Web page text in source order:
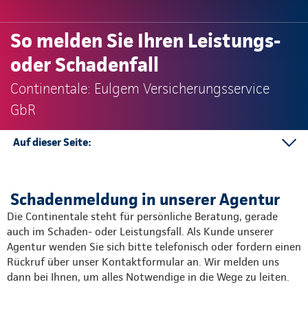
So melden Sie Ihren Leistungs-
oder Schadenfall
Continentale: Eulgem Versicherungsservice
GbR
Auf dieser Seite:
Schadenmeldung in unserer Agentur
Die Continentale steht für persönliche Beratung, gerade
auch im Schaden- oder Leistungsfall. Als Kunde unserer
Agentur wenden Sie sich bitte telefonisch oder fordern einen
Rückruf über unser Kontaktformular an. Wir melden uns
dann bei Ihnen, um alles Notwendige in die Wege zu leiten.